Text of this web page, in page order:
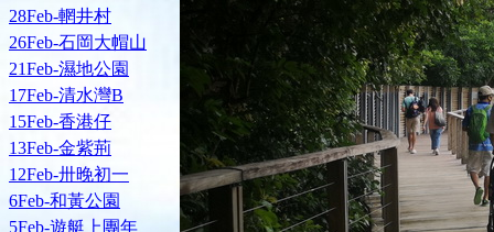
28Feb-輞井村
26Feb-石岡大帽山
21Feb-濕地公園
17Feb-清水灣B
15Feb-香港仔
13Feb-金紫荊
12Feb-卅晚初一
6Feb-和黃公園
5Feb-遊艇上團年